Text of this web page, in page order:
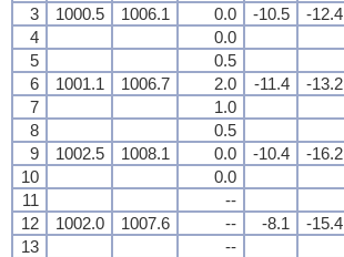
3
1000.5 1006.1 0.0 -10.5 -12.4
4
0.0
5
0.5
6
1001.1 1006.7 2.0 -11.4 -13.2
7
1.0
8
0.5
9
1002.5 1008.1 0.0 -10.4 -16.2
10
0.0
11
--
12
1002.0 1007.6 -- -8.1 -15.4
13
--